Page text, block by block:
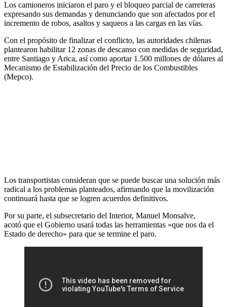
Los camioneros iniciaron el paro y el bloqueo parcial de carreteras
expresando sus demandas y denunciando que son afectados por el
incremento de robos, asaltos y saqueos a las cargas en las vías.
Con el propósito de finalizar el conflicto, las autoridades chilenas
plantearon habilitar 12 zonas de descanso con medidas de seguridad,
entre Santiago y Arica, así como aportar 1.500 millones de dólares al
Mecanismo de Estabilización del Precio de los Combustibles
(Mepco).
Los transportistas consideran que se puede buscar una solución más
radical a los problemas planteados, afirmando que la movilización
continuará hasta que se logren acuerdos definitivos.
Por su parte, el subsecretario del Interior, Manuel Monsalve,
acotó que el Gobierno usará todas las herramientas «que nos da el
Estado de derecho» para que se termine el paro.